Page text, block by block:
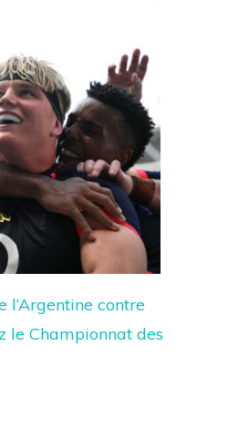
l’Argentine contre
le Championnat des